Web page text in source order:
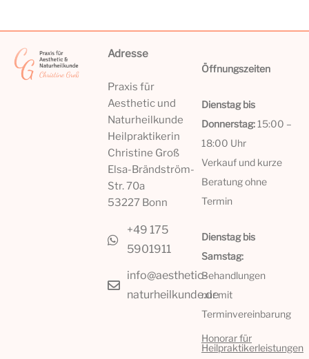
Adresse
Praxis für
Aesthetic und
Naturheilkunde
Heilpraktikerin
Christine Groß
Elsa-Brändström-
Str. 70a
53227 Bonn
+49 175
5901911
info@aesthetic-
naturheilkunde.de
Öffnungszeiten
Dienstag bis
Donnerstag:15:00 –
18:00 Uhr
Verkauf und kurze
Beratung ohne
Termin
Dienstag bis
Samstag:
Behandlungen
nur mit
Terminvereinbarung
Honorar für
Heilpraktikerleistungen